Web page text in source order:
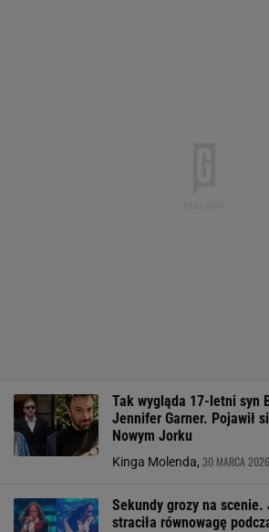
Tak wygląda 17-letni syn
Jennifer Garner. Pojawił
Nowym Jorku
Kinga Molenda, 30 MARCA
Sekundy grozy na
straciła równowagę